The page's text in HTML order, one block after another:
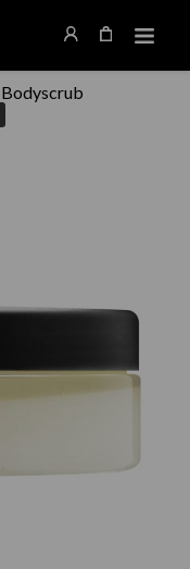
Bodyscrub